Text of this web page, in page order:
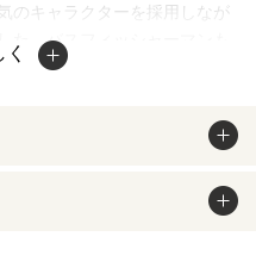
のキャラクターを採用しなが
た、バスフィッシャーマンも
る。また、バックには「最大
ントを引き立てるため、ブラ
を用意。厚すぎず薄すぎずの
ビッグシルエットにより、コ